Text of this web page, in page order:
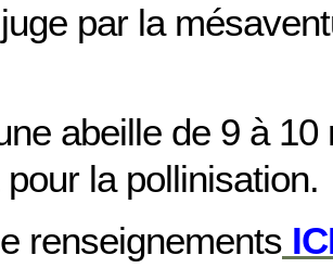
juge par la
abeille de 9 à 10
la pollinisation.
renseignements